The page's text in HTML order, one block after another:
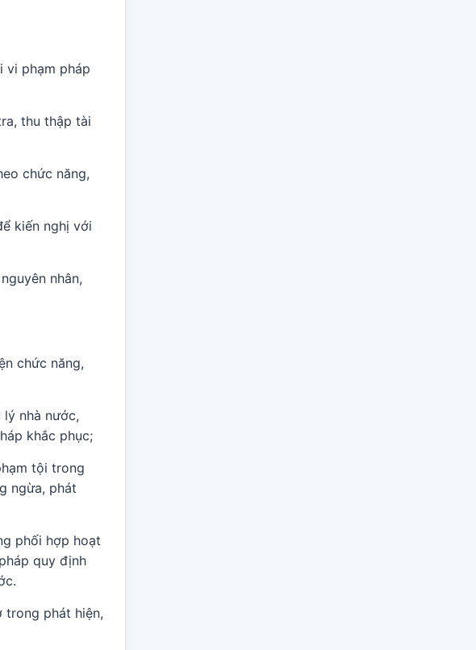
vi phạm pháp
thu thập tài
chức năng,
kiến nghị với
nhân,
chức năng,
nhà nước,
khắc phục;
tội trong
ngừa, phát
phối hợp hoạt
quy định
trong phát hiện,